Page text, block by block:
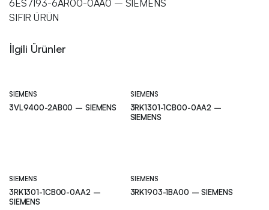
6ES7193-6AR00-0AA0 – SIEMENS
SIFIR ÜRÜN
İlgili Ürünler
SIEMENS
3VL9400-2AB00 – SIEMENS
SIEMENS
3RK1301-1CB00-0AA2 –
SIEMENS
SIEMENS
3RK1301-1CB00-0AA2 –
SIEMENS
SIEMENS
3RK1903-1BA00 – SIEMENS